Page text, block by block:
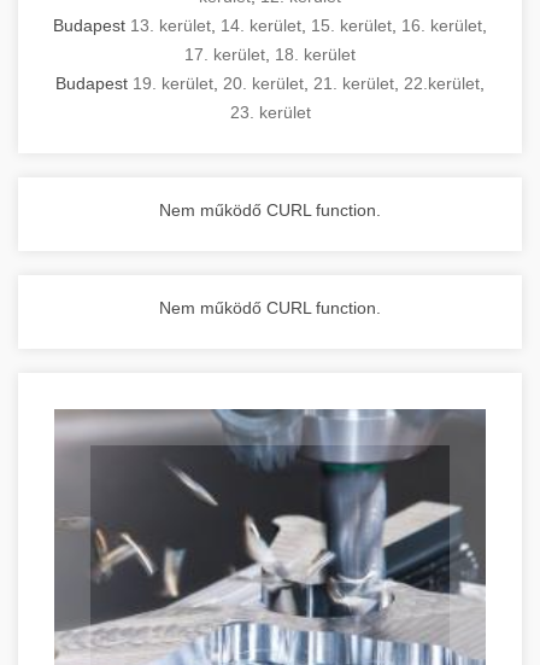
Budapest 13. kerület 14. kerület 15. kerület 16. kerület
17. kerület 18. kerület
Budapest 19. kerület 20. kerület 21. kerület 22.kerület
23. kerület
Nem működő CURL function.
Nem működő CURL function.